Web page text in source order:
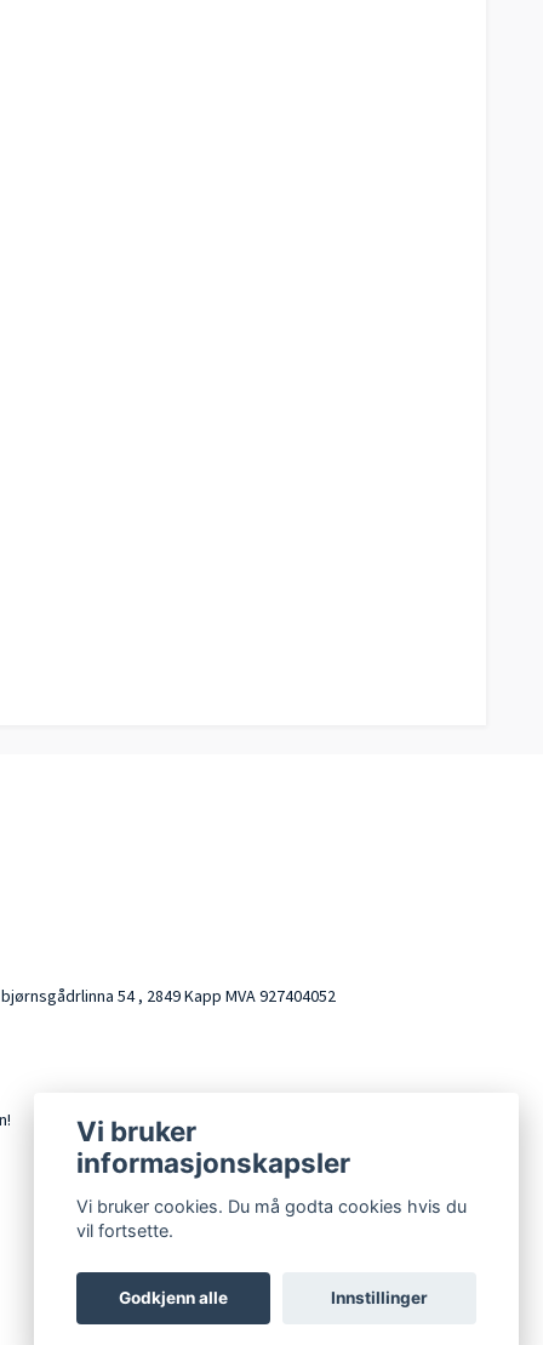
54 , 2849 Kapp MVA 927404052
Vi bruker
informasjonskapsler
Vi bruker cookies. Du må godta cookies hvis du
vil fortsette.
Godkjenn alle Innstillinger